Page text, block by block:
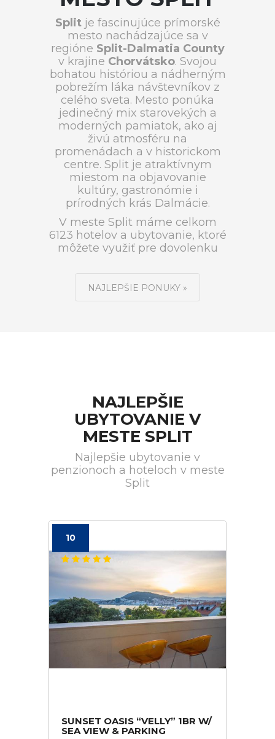
Splitje fascinujúce prímorské
mesto nachádzajúce sa v
regióne Split-Dalmatia County
v krajine Chorvátsko. Svojou
bohatou históriou a nádherným
pobrežím láka návštevníkov z
celého sveta. Mesto ponúka
jedinečný mix starovekých a
moderných pamiatok, ako aj
živú atmosféru na
promenádach a v historickom
centre. Split je atraktívnym
miestom na objavovanie
kultúry, gastronómie i
prírodných krás Dalmácie.
V meste Split máme celkom
6123 hotelov a ubytovanie, ktoré
môžete využiť pre dovolenku
NAJLEPŠIE PONUKY »
NAJLEPŠIE
UBYTOVANIE V
MESTE SPLIT
Najlepšie ubytovanie v
penzionoch a hoteloch v meste
Split
10
SUNSET OASIS “VELLY” 1BR W/
SEA VIEW & PARKING